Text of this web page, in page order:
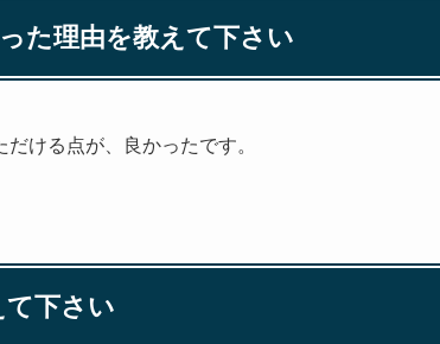
た理由を教えて下さい
ける点が、良かったです。
下さい